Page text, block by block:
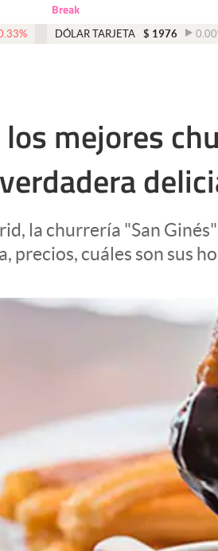
Break
% DÓLAR TARJETA $ 1976 0.00
mejores
la churrería "San
precios, cuáles son sus